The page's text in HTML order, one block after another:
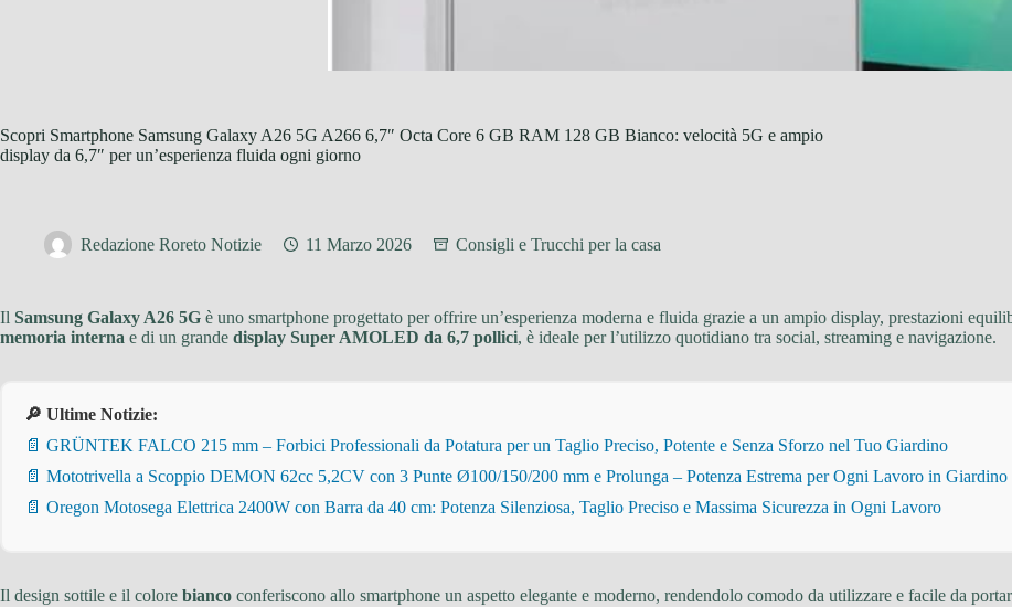
Scopri Smartphone Samsung Galaxy A26 5G A266 6,7″ Octa Core 6 GB RAM 128 GB Bianco: velocità 5G e ampio
display da 6,7″ per un’esperienza fluida ogni giorno
Redazione Roreto Notizie 11 Marzo 2026 Consigli e Trucchi per la casa
Il Samsung Galaxy A26 5G è uno smartphone progettato per offrire un’esperienza moderna e fluida grazie a un ampio display, prestazioni
memoria interna e di un grande display Super AMOLED da 6,7 pollici, è ideale per l’utilizzo quotidiano tra social, streaming e navigazione.
🔎 Ultime Notizie:
📄 GRÜNTEK FALCO 215 mm – Forbici Professionali da Potatura per un Taglio Preciso, Potente e Senza Sforzo nel Tuo Giardino
📄 Mototrivella a Scoppio DEMON 62cc 5,2CV con 3 Punte Ø100/150/200 mm e Prolunga – Potenza Estrema per Ogni Lavoro in Giardino
📄 Oregon Motosega Elettrica 2400W con Barra da 40 cm: Potenza Silenziosa, Taglio Preciso e Massima Sicurezza in Ogni Lavoro
Il design sottile e il colore bianco conferiscono allo smartphone un aspetto elegante e moderno, rendendolo comodo da utilizzare e facile da